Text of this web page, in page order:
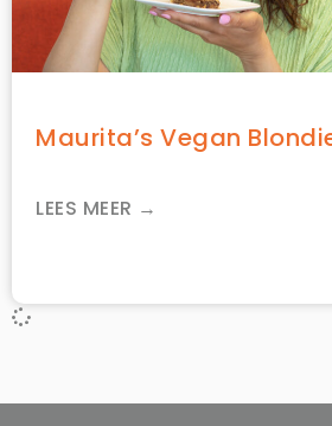
Maurita’s Vegan
LEES MEER →